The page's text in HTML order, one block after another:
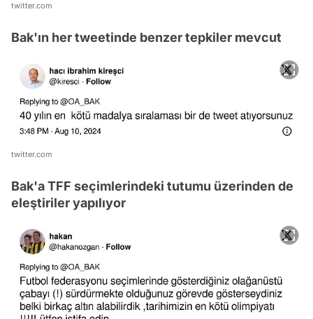
twitter.com
Bak'ın her tweetinde benzer tepkiler mevcut
twitter.com
Bak'a TFF seçimlerindeki tutumu üzerinden de
eleştiriler yapılıyor